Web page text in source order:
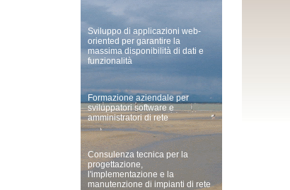
Sviluppo di applicazioni web-
oriented per garantire la
massima disponibilità di dati e
funzionalità
Formazione aziendale per
sviluppatori software e
amministratori di rete
Consulenza tecnica per la
progettazione,
l'implementazione e la
manutenzione di impianti di rete